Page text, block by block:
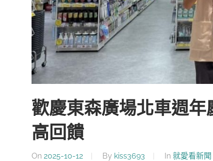
歡慶東森廣場北車週
高回饋
On 2025-10-12 By kiss3693 In 就愛看新聞